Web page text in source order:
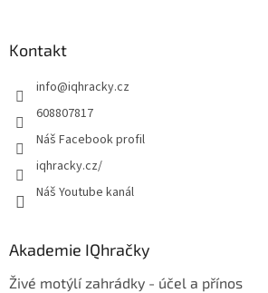
Kontakt
info@iqhracky.cz
608807817
Náš Facebook profil
iqhracky.cz/
Náš Youtube kanál
Akademie IQhračky
Živé motýlí zahrádky - účel a přínos